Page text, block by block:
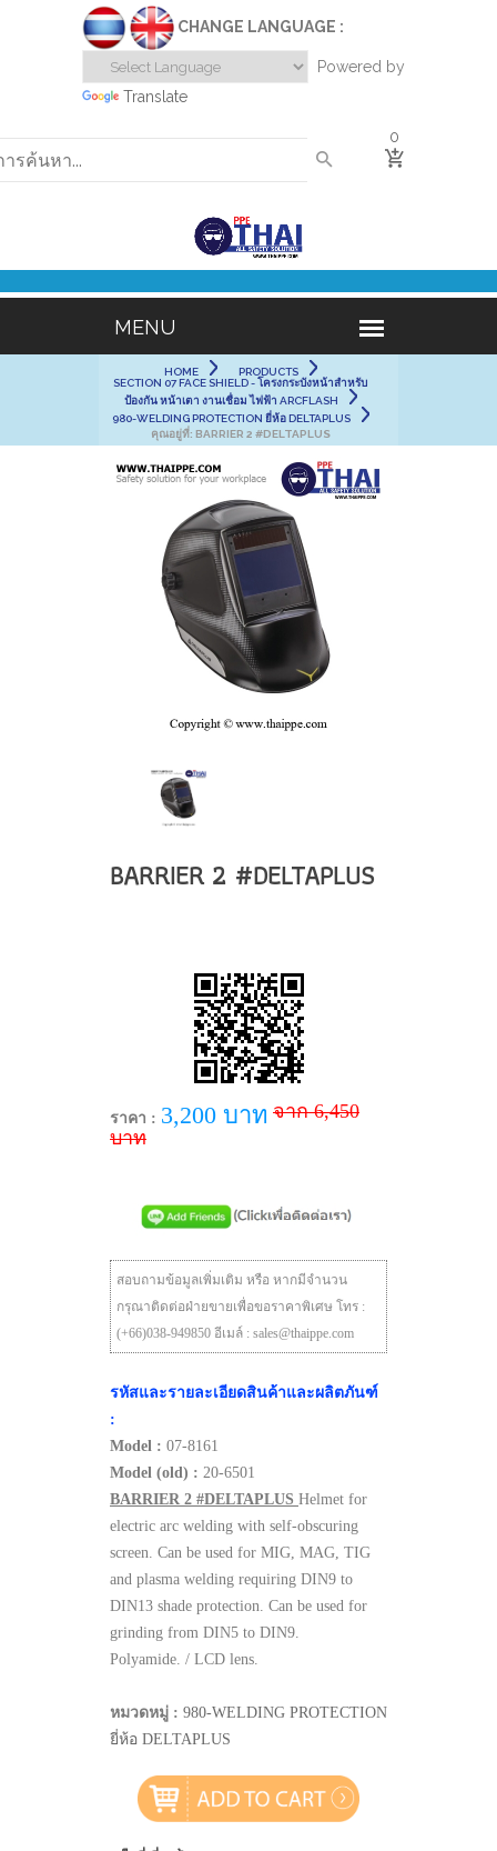
CHANGE LANGUAGE :
Powered by
Translate
0
HOME
PRODUCTS
SECTION 07 FACE SHIELD - โครงกระบังหน้าสำหรับ
ป้องกัน หน้าเตา งานเชื่อม ไฟฟ้า ARCFLASH
980-WELDING PROTECTION ยี่ห้อ DELTAPLUS
คุณอยู่ที่: BARRIER 2 #DELTAPLUS
BARRIER 2 #DELTAPLUS
ราคา : 3,200 บาท จาก 6,450
บาท
สอบถามข้อมูลเพิ่มเติม หรือ หากมีจำนวน
กรุณาติดต่อฝ่ายขายเพื่อขอราคาพิเศษ โทร :
(+66)038-949850 อีเมล์ : sales@thaippe.com
รหัสและรายละเอียดสินค้าและผลิตภันฑ์
:
Model : 07-8161
Model (old) : 20-6501
BARRIER 2 #DELTAPLUS Helmet for
electric arc welding with self-obscuring
screen. Can be used for MIG, MAG, TIG
and plasma welding requiring DIN9 to
DIN13 shade protection. Can be used for
grinding from DIN5 to DIN9.
Polyamide. / LCD lens.
หมวดหมู่ : 980-WELDING PROTECTION
ยี่ห้อ DELTAPLUS